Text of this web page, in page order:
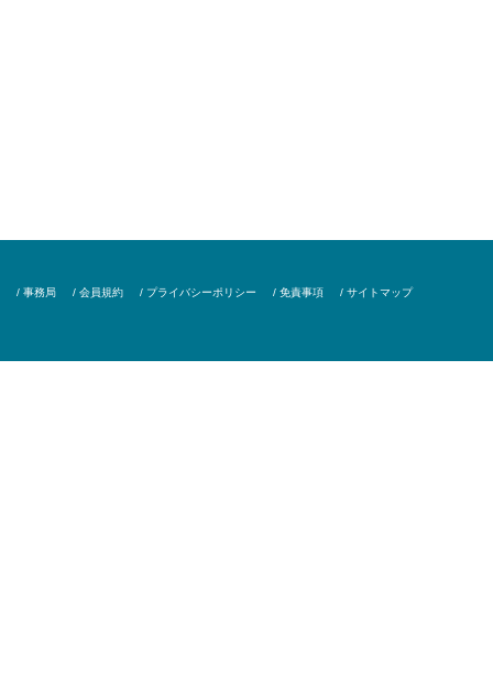
/ 事務局 / 会員規約 / プライバシーポリシー / 免責事項 / サイトマップ